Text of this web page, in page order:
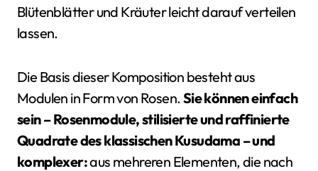
Blütenblätter und Kräuter leicht darauf verteilen
lassen.
Die Basis dieser Komposition besteht aus
Modulen in Form von Rosen.Sie können einfach
sein – Rosenmodule, stilisierte und raffinierte
Quadrate des klassischen Kusudama – und
komplexer:aus mehreren Elementen, die nach